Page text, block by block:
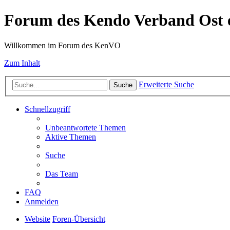
Forum des Kendo Verband Ost
Willkommen im Forum des KenVO
Zum Inhalt
Suche Erweiterte Suche
Schnellzugriff
Unbeantwortete Themen
Aktive Themen
Suche
Das Team
FAQ
Anmelden
Website Foren-Übersicht